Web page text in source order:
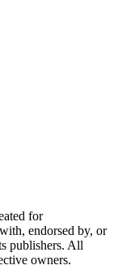
for
endorsed by, or
publishers. All
owners.